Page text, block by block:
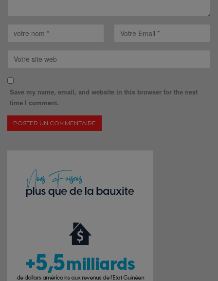
Save my name, email, and website in this browser for the next
time I comment.